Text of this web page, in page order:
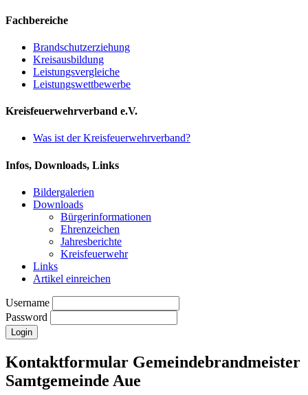
Fachbereiche
Brandschutzerziehung
Kreisausbildung
Leistungsvergleiche
Leistungswettbewerbe
Kreisfeuerwehrverband e.V.
Was ist der Kreisfeuerwehrverband?
Infos, Downloads, Links
Bildergalerien
Downloads
Bürgerinformationen
Ehrenzeichen
Jahresberichte
Kreisfeuerwehr
Links
Artikel einreichen
Username
Password
Kontaktformular Gemeindebrandmeister
Samtgemeinde Aue